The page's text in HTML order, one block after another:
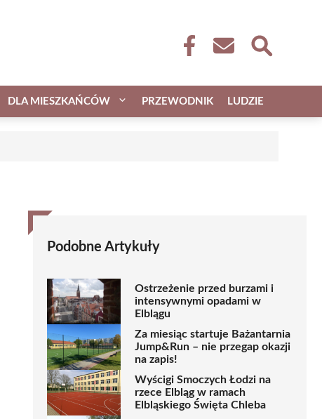
DLA MIESZKAŃCÓW PRZEWODNIK LUDZIE
Podobne Artykuły
Ostrzeżenie przed burzami i
intensywnymi opadami w
Elblągu
Za miesiąc startuje Bażantarnia
Jump&Run – nie przegap okazji
na zapis!
Wyścigi Smoczych Łodzi na
rzece Elbląg w ramach
Elbląskiego Święta Chleba